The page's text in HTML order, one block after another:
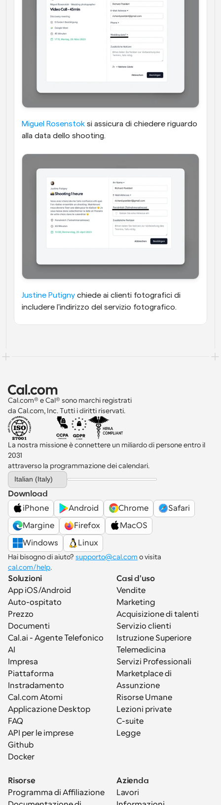
Miguel Rosenstok si assicura di chiedere riguardo
alla data dello shooting.
Justine Putigny chiede ai clienti fotografici di
includere l'indirizzo del servizio fotografico.
Cal.com® e Cal® sono marchi registrati
da Cal.com, Inc. Tutti i diritti riservati.
La nostra missione è connettere un miliardo di persone entro il
2031
attraverso la programmazione dei calendari.
Select Language
Italian (Italy)
Download
iPhone
Android Chrome
Safari
Margine
Firefox
MacOS
Windows
Linux
Hai bisogno di aiuto? supporto@cal.com
cal.com/help.
Soluzioni
App iOS/Android
Auto-ospitato
Prezzo
Documenti
Cal.ai - Agente Telefonico
AI
Impresa
Piattaforma
Instradamento
Cal.com Atomi
Applicazione Desktop
FAQ
API per le imprese
Github
Docker
Casi d'uso
Vendite
Marketing
Acquisizione di talenti
Servizio clienti
Istruzione Superiore
Telemedicina
Servizi Professionali
Marketplace di
Assunzione
Risorse Umane
Lezioni private
C-suite
Legge
Risorse
Programma di Affiliazione
Azienda
Lavori